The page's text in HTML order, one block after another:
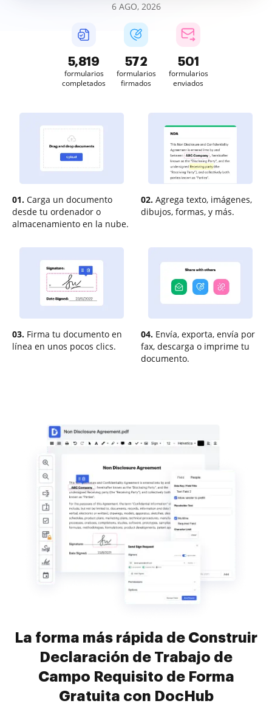
6 AGO, 2026
5,821
formularios
completados
572
formularios
firmados
501
formularios
enviados
01. Carga un documento
desde tu ordenador o
almacenamiento en la nube.
02. Agrega texto, imágenes,
dibujos, formas, y más.
03. Firma tu documento en
línea en unos pocos clics.
04. Envía, exporta, envía por
fax, descarga o imprime tu
documento.
La forma más rápida de Construir
Declaración de Trabajo de
Campo Requisito de Forma
Gratuita con DocHub